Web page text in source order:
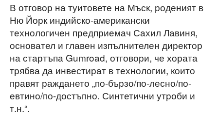
В отговор на туитовете на Мъск, роденият в
Ню Йорк индийско-американски
технологичен предприемач Сахил Лавиня,
основател и главен изпълнителен директор
на стартъпа Gumroad, отговори, че хората
трябва да инвестират в технологии, които
правят раждането „по-бързо/по-лесно/по-
евтино/по-достъпно. Синтетични утроби и
т.н.“.